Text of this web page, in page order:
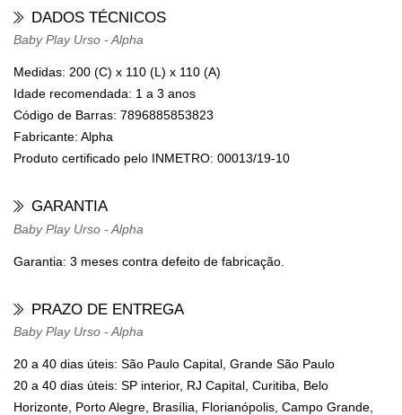
DADOS TÉCNICOS
Baby Play Urso - Alpha
Medidas: 200 (C) x 110 (L) x 110 (A)
Idade recomendada: 1 a 3 anos
Código de Barras: 7896885853823
Fabricante: Alpha
Produto certificado pelo INMETRO: 00013/19-10
GARANTIA
Baby Play Urso - Alpha
Garantia: 3 meses contra defeito de fabricação.
PRAZO DE ENTREGA
Baby Play Urso - Alpha
20 a 40 dias úteis: São Paulo Capital, Grande São Paulo
20 a 40 dias úteis: SP interior, RJ Capital, Curitiba, Belo
Horizonte, Porto Alegre, Brasília, Florianópolis, Campo Grande,